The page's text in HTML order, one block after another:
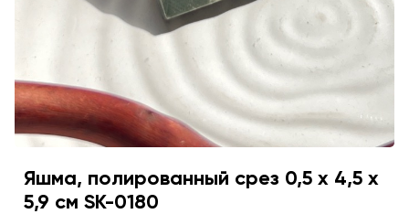
Яшма, полированный срез 0,5 х 4,5 х
5,9 см SK-0180